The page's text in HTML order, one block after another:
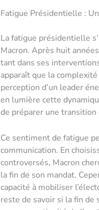
Fatigue Présidentielle :
La fatigue présidentielle
Macron. Après huit
tant dans ses
apparaît que la
perception d’un leader
en lumière cette
de préparer une transition
Ce sentiment de fatigue
communication. En
controversés, Macron
la fin de son mandat.
capacité à mobiliser
reste de savoir si la fin de